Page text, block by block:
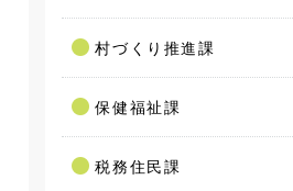
村づくり推進課
保健福祉課
税務住民課